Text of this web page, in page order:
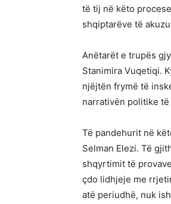
të tij në këto
shqiptarëve të
Anëtarët e trupës
Stanimira Vuqetiqi.
njëjtën frymë të
narrativën politike
Të pandehurit në
Selman Elezi. Të
shqyrtimit të
çdo lidhjeje me
atë periudhë, nuk